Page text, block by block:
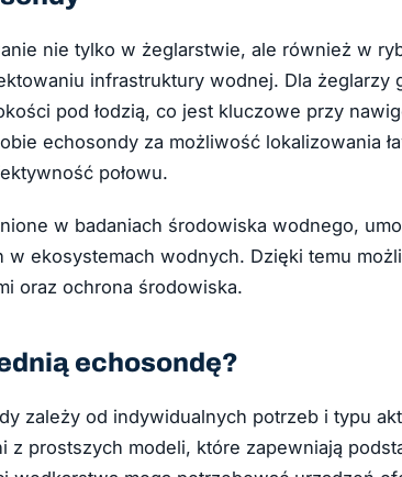
nie tylko w żeglarstwie, ale również w
infrastruktury wodnej. Dla żeglarzy
pod łodzią, co jest kluczowe przy
echosondy za możliwość lokalizowania
połowu.
w badaniach środowiska wodnego,
w ekosystemach wodnych. Dzięki temu
oraz ochrona środowiska.
echosondę?
zależy od indywidualnych potrzeb i typu
z prostszych modeli, które zapewniają